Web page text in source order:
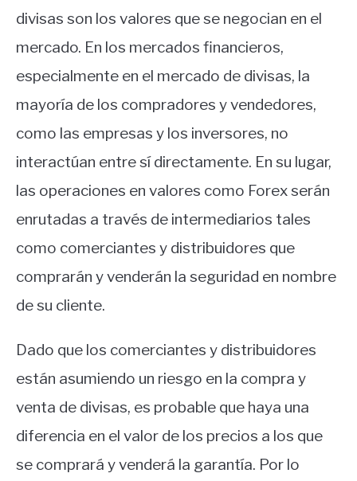
divisas son los valores que se negocian en el
mercado. En los mercados financieros,
especialmente en el mercado de divisas, la
mayoría de los compradores y vendedores,
como las empresas y los inversores, no
interactúan entre sí directamente. En su lugar,
las operaciones en valores como Forex serán
enrutadas a través de intermediarios tales
como comerciantes y distribuidores que
comprarán y venderán la seguridad en nombre
de su cliente.
Dado que los comerciantes y distribuidores
están asumiendo un riesgo en la compra y
venta de divisas, es probable que haya una
diferencia en el valor de los precios a los que
se comprará y venderá la garantía. Por lo